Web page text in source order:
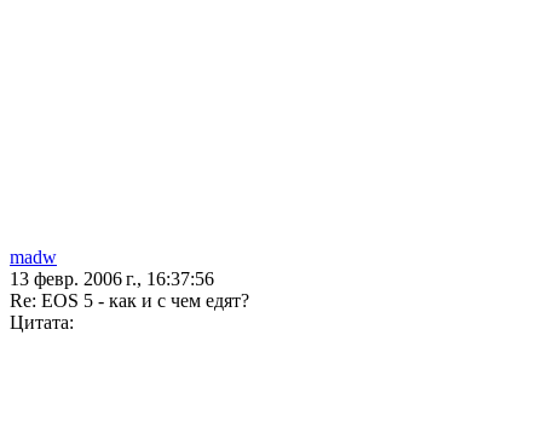
madw
13 февр. 2006 г., 16:37:56
Re: EOS 5 - как и с чем едят?
Цитата: